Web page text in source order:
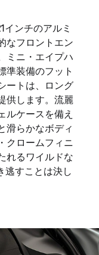
ンチのアルミ
なフロントエン
ミニ・エイプハ
準装備のフット
ートは、ロング
供します。流麗
ルケースを備え
滑らかなボディ
クロームフィニ
れるワイルドな
すことは決し